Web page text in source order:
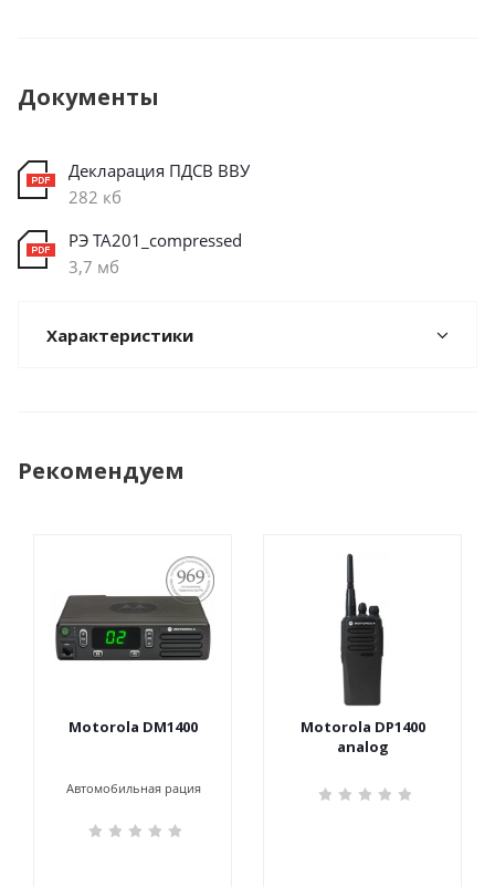
Документы
Декларация ПДСВ ВВУ
282 кб
РЭ ТА201_compressed
3,7 мб
Характеристики
Рекомендуем
ПОСТАНОВЛЕНИЕ
969
Motorola DM1400
Автомобильная рация
Motorola DP1400
analog